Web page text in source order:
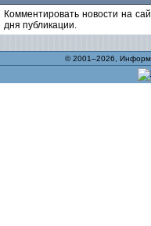
Комментировать новости на
дня публикации.
© 2001–2026,